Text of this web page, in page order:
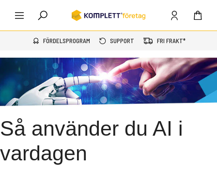
FÖRDELSPROGRAM SUPPORT FRI FRAKT*
Så använder du AI i
vardagen